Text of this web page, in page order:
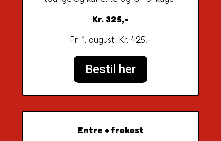
Kr. 325,-
Pr. 1. august: Kr. 425,-
Bestil her
Entre + frokost